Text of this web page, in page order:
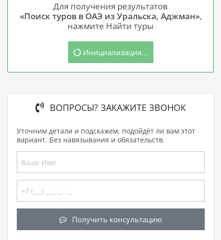
Для получения результатов
«Поиск туров в ОАЭ из Уральска, Аджман»,
нажмите Найти туры
Инициализация...
ВОПРОСЫ? ЗАКАЖИТЕ ЗВОНОК
Уточним детали и подскажем, подойдёт ли вам этот
вариант. Без навязывания и обязательств.
Получить консультацию